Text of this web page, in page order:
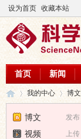
设为首页 收藏本站
首页 新闻
我的中心 博文
发布
博文
上传
视频